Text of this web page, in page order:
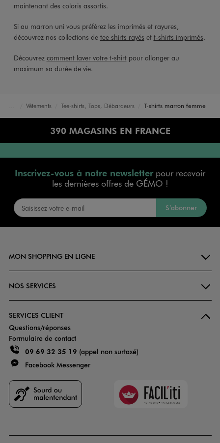
maintenant des coloris assortis.
Si au marron uni vous préférez les imprimés et rayures,
découvrez nos collections de tee shirts rayés et t-shirts imprimés.
Découvrez comment laver votre t-shirtpour allonger au
maximum sa durée de vie.
Vêtements Tee-shirts, Tops, Débardeurs T-shirts marron femme
390 MAGASINS EN FRANCE
Inscrivez-vous à notre newsletterpour recevoir
les dernières offres de GÉMO !
S’abonner
MON SHOPPING EN LIGNE
NOS SERVICES
SERVICES CLIENT
Questions/réponses
Formulaire de contact
09 69 32 35 19 (appel non surtaxé)
Facebook Messenger
Faciliti